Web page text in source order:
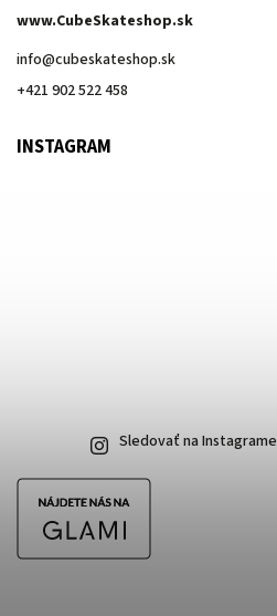
www.CubeSkateshop.sk
info@cubeskateshop.sk
+421 902 522 458
INSTAGRAM
Sledovať na Instagrame